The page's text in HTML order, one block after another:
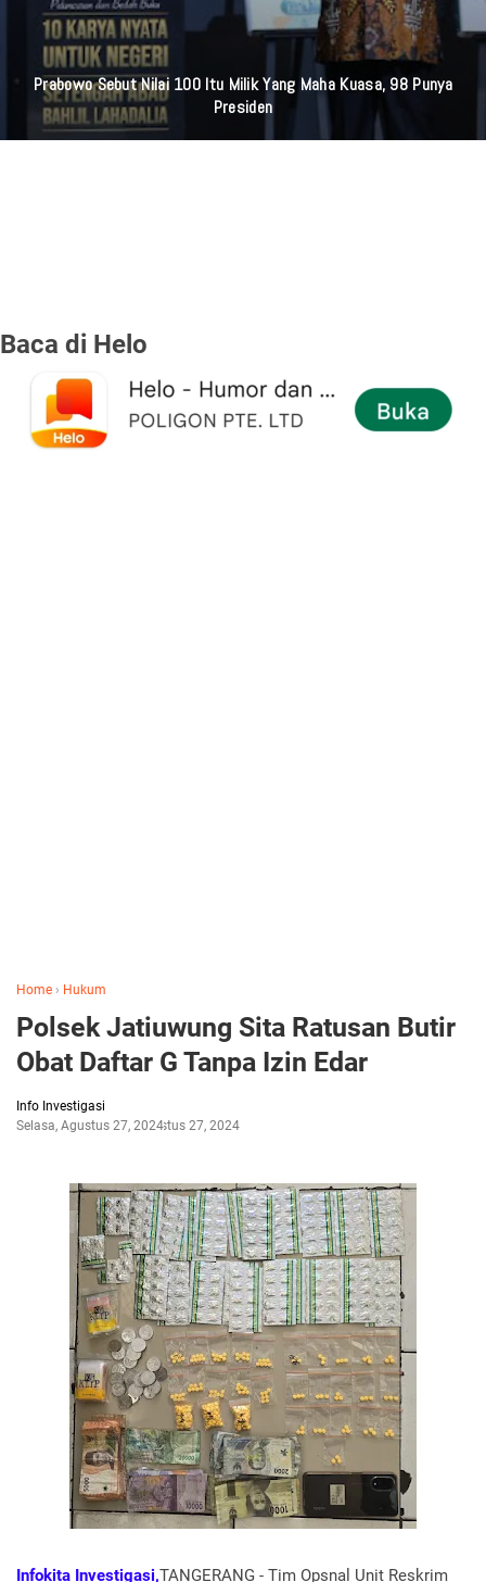
Prabowo Sebut Nilai 100 Itu Milik Yang Maha Kuasa, 98 Punya
Presiden
Baca di Helo
Home › Hukum
Polsek Jatiuwung Sita Ratusan Butir
Obat Daftar G Tanpa Izin Edar
Info Investigasi
Selasa, Agustus 27, 2024Agustus 27, 2024
Infokita Investigasi,TANGERANG - Tim Opsnal Unit Reskrim